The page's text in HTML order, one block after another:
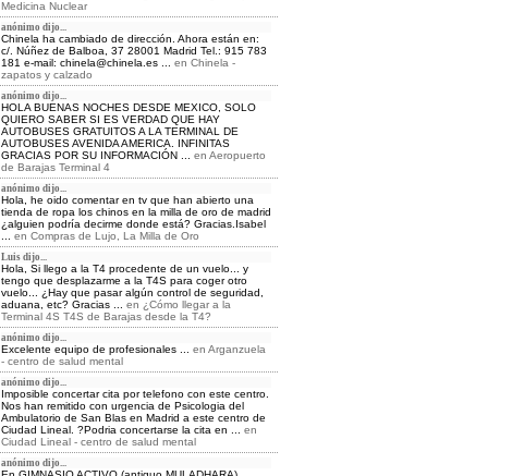
Medicina Nuclear
anónimo dijo...
Chinela ha cambiado de dirección. Ahora están en:
c/. Núñez de Balboa, 37 28001 Madrid Tel.: 915 783
181 e-mail: chinela@chinela.es ... en Chinela -
zapatos y calzado
anónimo dijo...
HOLA BUENAS NOCHES DESDE MEXICO, SOLO
QUIERO SABER SI ES VERDAD QUE HAY
AUTOBUSES GRATUITOS A LA TERMINAL DE
AUTOBUSES AVENIDA AMERICA. INFINITAS
GRACIAS POR SU INFORMACIÓN ... en Aeropuerto
de Barajas Terminal 4
anónimo dijo...
Hola, he oido comentar en tv que han abierto una
tienda de ropa los chinos en la milla de oro de madrid
¿alguien podría decirme donde está? Gracias.Isabel
en Compras de Lujo, La Milla de Oro
Luis dijo...
Hola, Si llego a la T4 procedente de un vuelo... y
tengo que desplazarme a la T4S para coger otro
vuelo... ¿Hay que pasar algún control de seguridad,
aduana, etc? Gracias ... en ¿Cómo llegar a la
Terminal 4S T4S de Barajas desde la T4?
anónimo dijo...
Excelente equipo de profesionales ... en Arganzuela
- centro de salud mental
anónimo dijo...
Imposible concertar cita por telefono con este centro.
Nos han remitido con urgencia de Psicologia del
Ambulatorio de San Blas en Madrid a este centro de
Ciudad Lineal. ?Podria concertarse la cita en ... en
Ciudad Lineal - centro de salud mental
anónimo dijo...